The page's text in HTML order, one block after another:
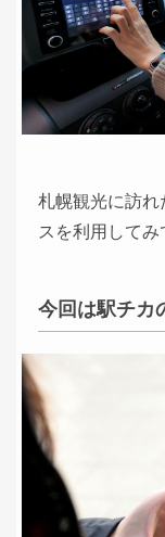
札幌観光に訪
スを利用してみ
今回は駅チカ